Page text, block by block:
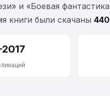
и «Боевая
книги были скачаны